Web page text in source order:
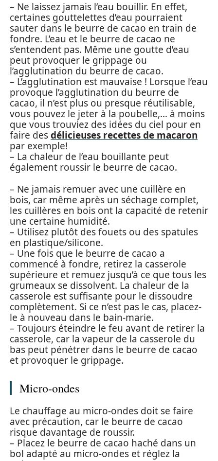
– Ne laissez jamais l’eau bouillir. En effet,
certaines gouttelettes d’eau pourraient
sauter dans le beurre de cacao en train de
fondre. L’eau et le beurre de cacao ne
s’entendent pas. Même une goutte d’eau
peut provoquer le grippage ou
l’agglutination du beurre de cacao.
– L’agglutination est mauvaise ! Lorsque l’eau
provoque l’agglutination du beurre de
cacao, il n’est plus ou presque réutilisable,
vous pouvez le jeter à la poubelle,… à moins
que vous trouviez des idées du ciel pour en
faire desdélicieuses recettes de macaron
par exemple!
– La chaleur de l’eau bouillante peut
également roussir le beurre de cacao.
– Ne jamais remuer avec une cuillère en
bois, car même après un séchage complet,
les cuillères en bois ont la capacité de retenir
une certaine humidité.
– Utilisez plutôt des fouets ou des spatules
en plastique/silicone.
– Une fois que le beurre de cacao a
commencé à fondre, retirez la casserole
supérieure et remuez jusqu’à ce que tous les
grumeaux se dissolvent. La chaleur de la
casserole est suffisante pour le dissoudre
complètement. Si ce n’est pas le cas, placez-
le à nouveau dans le bain-marie.
– Toujours éteindre le feu avant de retirer la
casserole, car la vapeur de la casserole du
bas peut pénétrer dans le beurre de cacao
et provoquer le grippage.
Micro-ondes
Le chauffage au micro-ondes doit se faire
avec précaution, car le beurre de cacao
risque davantage de roussir.
– Placez le beurre de cacao haché dans un
bol adapté au micro-ondes et réglez la